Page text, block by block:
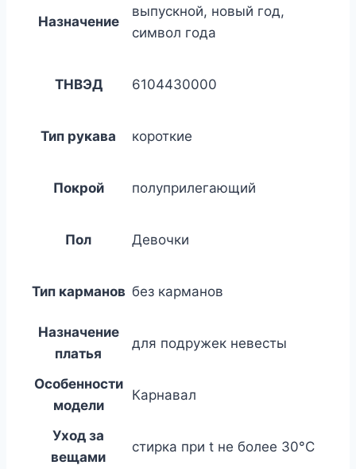
Назначение
выпускной, новый год,
символ года
ТНВЭД 6104430000
Тип рукава короткие
Покрой полуприлегающий
Пол Девочки
Тип карманов без карманов
Назначение
платья
для подружек невесты
Особенности
модели
Карнавал
Уход за
вещами
стирка при t не более 30°C